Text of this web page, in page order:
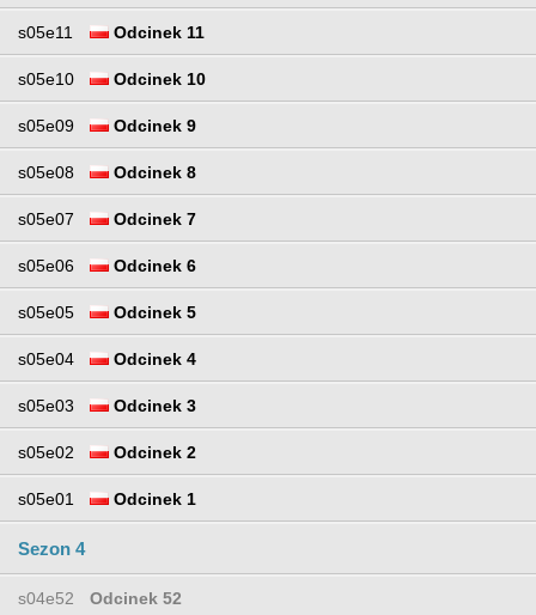
s05e11 Odcinek 11
s05e10 Odcinek 10
s05e09 Odcinek 9
s05e08 Odcinek 8
s05e07 Odcinek 7
s05e06 Odcinek 6
s05e05 Odcinek 5
s05e04 Odcinek 4
s05e03 Odcinek 3
s05e02 Odcinek 2
s05e01 Odcinek 1
Sezon 4
s04e52 Odcinek 52